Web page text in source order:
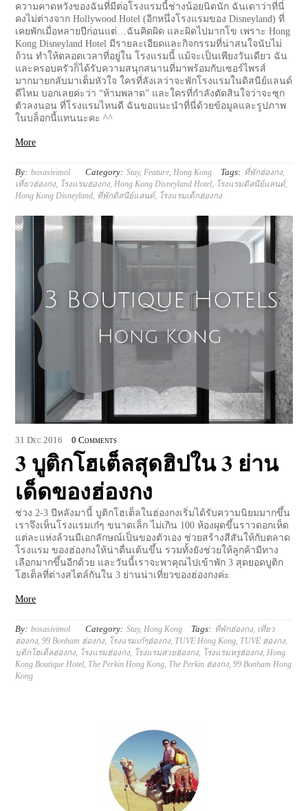
ความคาดหวังของฉันที่มีต่อโรงแรมนี้ช่างน้อยนิดนัก ฉันเดาว่าที่นี่
คงไม่ต่างจาก Hollywood Hotel (อีกหนึ่งโรงแรมของ Disneyland) ที่
เคยพักเมื่อหลายปีก่อนแต่…ฉันคิดผิด และผิดไปมากโข เพราะ Hong
Kong Disneyland Hotel มีรายละเอียดและกิจกรรมที่น่าสนใจนับไม่
ถ้วน ทำให้ตลอดเวลาที่อยู่ใน โรงแรมนี้ แม้จะเป็นเพียงวันเดียว ฉัน
และครอบครัวก็ได้รับความสนุกสนานที่มาพร้อมกับเซอร์ไพรส์
มากมายกลับมาเต็มหัวใจ ใครที่ลังเลว่าจะพักโรงแรมในดิสนีย์แลนด์
ดีไหม บอกเลยค่ะว่า “ห้ามพลาด” และใครที่กำลังตัดสินใจว่าจะซุก
ตัวลงนอน ที่โรงแรมไหนดี ฉันขอแนะนำที่นี่ด้วยข้อมูลและรูปภาพ
ในบล็อกนี้แทนนะคะ ^^
More
By: bosasivimol Category: Stay, Feature Hong Kong Tags: ที่พักฮ่องกง,
เที่ยวฮ่องกง, โรงแรมฮ่องกง, Hong Kong Disneyland Hotel โรงแรมดิสนีย์แลนด์,
Hong Kong Disneyland ที่พักดิสนีย์แลนด์, โรงแรมเด็กฮ่องกง
31 Dec 2016 0 Comments
3 บูติกโฮเต็ลสุดฮิปใน 3 ย่าน
เด็ดของฮ่องกง
ช่วง 2-3 ปีหลังมานี้ บูติกโฮเต็ลในฮ่องกงเริ่มได้รับความนิยมมากขึ้น
เราจึงเห็นโรงแรมเก๋ๆ ขนาดเล็ก ไม่เกิน 100 ห้องผุดขึ้นราวดอกเห็ด
แต่ละแห่งล้วนมีเอกลักษณ์เป็นของตัวเอง ช่วยสร้างสีสันให้กับตลาด
โรงแรม ของฮ่องกงให้น่าตื่นเต้นขึ้น รวมทั้งยังช่วยให้ลูกค้ามีทาง
เลือกมากขึ้นอีกด้วย และวันนี้เราจะพาคุณไปเข้าพัก 3 สุดยอดบูติก
โฮเต็ลที่ต่างสไตล์กันใน 3 ย่านน่าเที่ยวของฮ่องกงค่ะ
More
By: bosasivimol Category: Stay,Hong Kong Tags: ที่พักฮ่องกง, เที่ยว
ฮ่องกง,99 Bonham ฮ่องกง, โรงแรมเก๋ๆฮ่องกง, TUVE Hong Kong, TUVE ฮ่องกง,
บฺติกโฮเต็ลฮ่องกง, โรงแรมฮ่องกง, โรงแรมสวยฮ่องกง, โรงแรมหรูฮ่องกง,Hong
Kong Boutique Hotel, The Perkin Hong Kong, The Perkin ฮ่องกง,99 Bonham Hong
Kong